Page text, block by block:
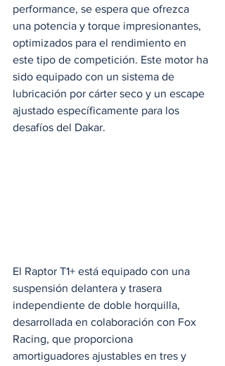
performance, se espera que ofrezca
una potencia y torque impresionantes,
optimizados para el rendimiento en
este tipo de competición. Este motor ha
sido equipado con un sistema de
lubricación por cárter seco y un escape
ajustado específicamente para los
desafíos del Dakar.
El Raptor T1+ está equipado con una
suspensión delantera y trasera
independiente de doble horquilla,
desarrollada en colaboración con Fox
Racing, que proporciona
amortiguadores ajustables en tres y